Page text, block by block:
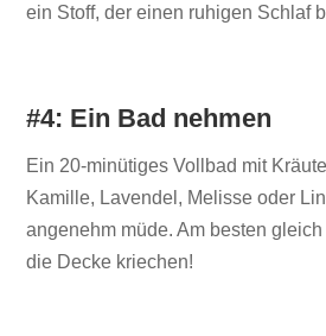
ein Stoff, der einen ruhigen Schlaf
#4: Ein Bad nehmen
Ein 20-minütiges Vollbad mit
Kamille, Lavendel, Melisse oder
angenehm müde. Am besten
die Decke kriechen!